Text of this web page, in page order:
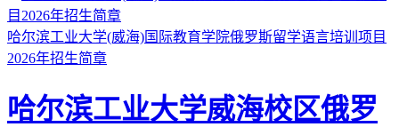
哈尔滨工业大学(威海)国际教育学院俄罗斯留学语言培训项目
2026年招生简章
哈尔滨工业大学威海校区俄罗